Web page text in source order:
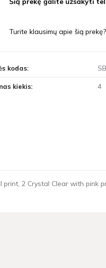
Turite klausimų apie šią prekę?
kodas:
kiekis: 4
2 Crystal Clear with pink